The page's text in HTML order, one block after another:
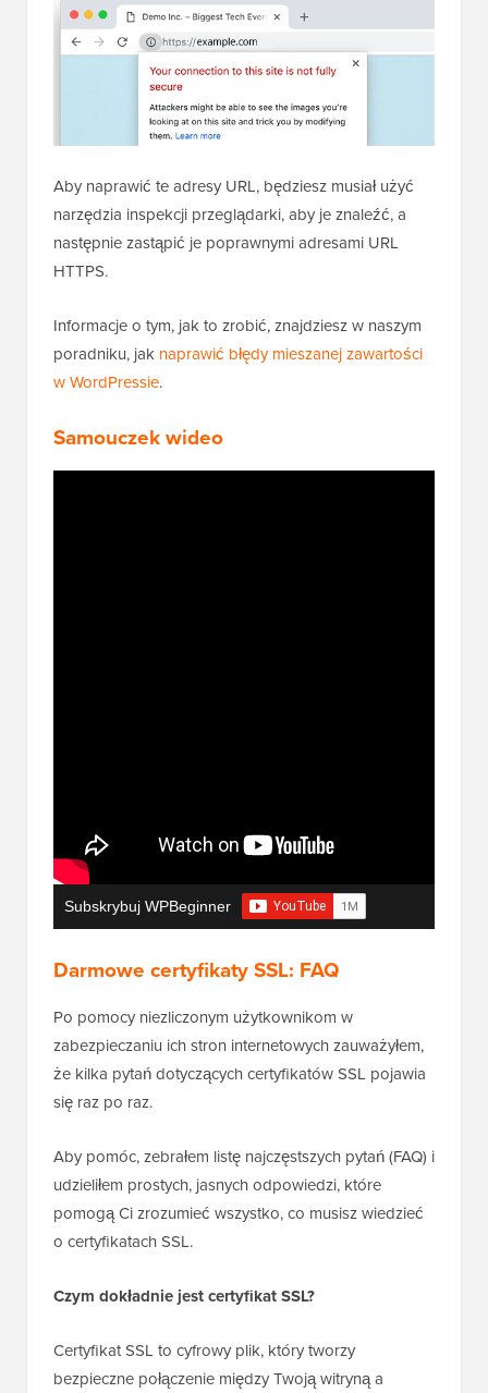
Aby naprawić te adresy URL, będziesz musiał użyć
narzędzia inspekcji przeglądarki, aby je znaleźć, a
następnie zastąpić je poprawnymi adresami URL
HTTPS.
Informacje o tym, jak to zrobić, znajdziesz w naszym
poradniku, jak naprawić błędy mieszanej zawartości
w WordPressie.
Samouczek wideo
Subskrybuj WPBeginner
Darmowe certyfikaty SSL: FAQ
Po pomocy niezliczonym użytkownikom w
zabezpieczaniu ich stron internetowych zauważyłem,
że kilka pytań dotyczących certyfikatów SSL pojawia
się raz po raz.
Aby pomóc, zebrałem listę najczęstszych pytań (FAQ) i
udzieliłem prostych, jasnych odpowiedzi, które
pomogą Ci zrozumieć wszystko, co musisz wiedzieć
o certyfikatach SSL.
Czym dokładnie jest certyfikat SSL?
Certyfikat SSL to cyfrowy plik, który tworzy
bezpieczne połączenie między Twoją witryną a